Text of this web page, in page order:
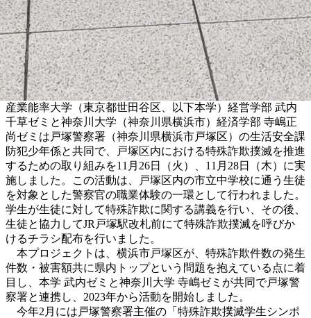
産業能率大学（東京都世田谷区、以下本学）経営学部 武内
千草ゼミと神奈川大学（神奈川県横浜市）経済学部 寺嶋正
尚ゼミは戸塚警察署（神奈川県横浜市戸塚区）の生活安全課
防犯少年係と共同で、戸塚区内における特殊詐欺撲滅を推進
するための取り組みを11月26日（火）、11月28日（木）に実
施しました。この活動は、戸塚区内の市立中学校に通う生徒
を対象とした警察官の職業体験の一環として行われました。
学生が生徒に対して特殊詐欺に関する講義を行い、その後、
生徒と協力してJR戸塚駅改札前にて特殊詐欺撲滅を呼びか
けるチラシ配布を行いました。
本プロジェクトは、横浜市戸塚区が、特殊詐欺件数の発生
件数・被害額共に県内トップという問題を抱えている点に着
目し、本学 武内ゼミと神奈川大学 寺嶋ゼミが共同で戸塚警
察署と連携し、2023年から活動を開始しました。
今年2月には戸塚警察署主催の「特殊詐欺撲滅学生シンポ